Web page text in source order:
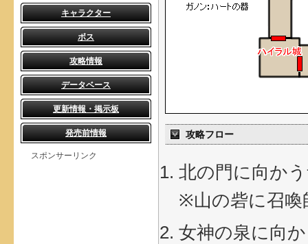
キャラクター
ボス
攻略情報
データベース
更新情報・掲示板
発売前情報
スポンサーリンク
攻略フロー
北の門に向か
※山の砦に召喚
女神の泉に向